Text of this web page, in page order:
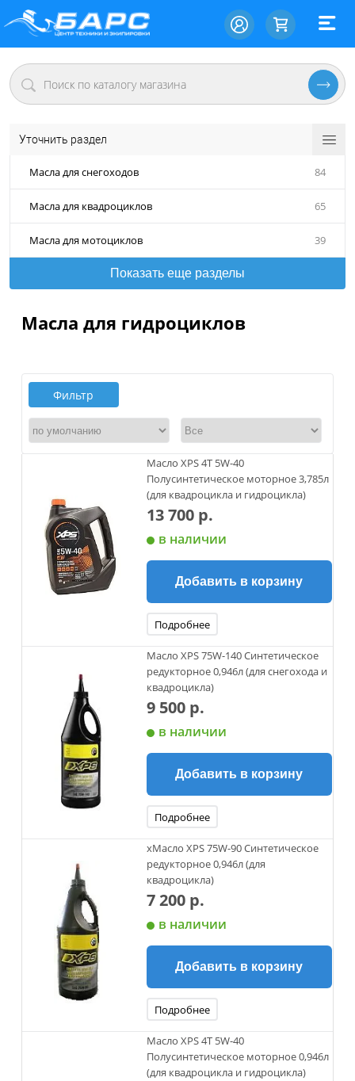
Уточнить раздел
Масла для снегоходов 84
Масла для квадроциклов 65
Масла для мотоциклов 39
Показать еще разделы
Масла для гидроциклов
Фильтр
Масло XPS 4Т 5W-40
Полусинтетическое моторное 3,785л
(для квадроцикла и гидроцикла)
13 700 р.
в наличии
Добавить в корзину
Подробнее
Масло XPS 75W-140 Синтетическое
редукторное 0,946л (для снегохода и
квадроцикла)
9 500 р.
в наличии
Добавить в корзину
Подробнее
xМасло XPS 75W-90 Синтетическое
редукторное 0,946л (для
квадроцикла)
7 200 р.
в наличии
Добавить в корзину
Подробнее
Масло XPS 4Т 5W-40
Полусинтетическое моторное 0,946л
(для квадроцикла и гидроцикла)